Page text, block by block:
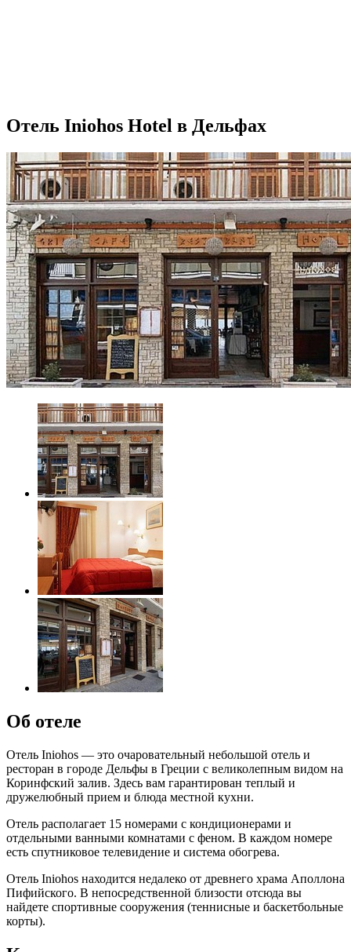
Отель Iniohos Hotel в Дельфах
Об отеле
Отель Iniohos — это очаровательный небольшой отель и
ресторан в городе Дельфы в Греции с великолепным видом на
Коринфский залив. Здесь вам гарантирован теплый и
дружелюбный прием и блюда местной кухни.
Отель располагает 15 номерами с кондиционерами и
отдельными ванными комнатами с феном. В каждом номере
есть спутниковое телевидение и система обогрева.
Отель Iniohos находится недалеко от древнего храма Аполлона
Пифийского. В непосредственной близости отсюда вы
найдете спортивные сооружения (теннисные и баскетбольные
корты).